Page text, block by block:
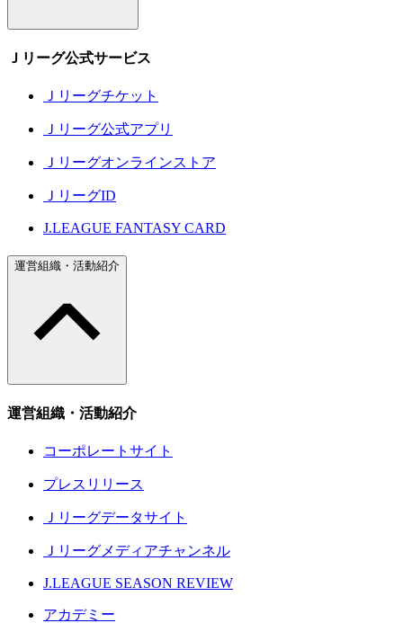
Ｊリーグ公式サービス
Ｊリーグチケット
Ｊリーグ公式アプリ
Ｊリーグオンラインストア
ＪリーグID
J.LEAGUE FANTASY CARD
運営組織・活動紹介
運営組織・活動紹介
コーポレートサイト
プレスリリース
Ｊリーグデータサイト
Ｊリーグメディアチャンネル
J.LEAGUE SEASON REVIEW
アカデミー